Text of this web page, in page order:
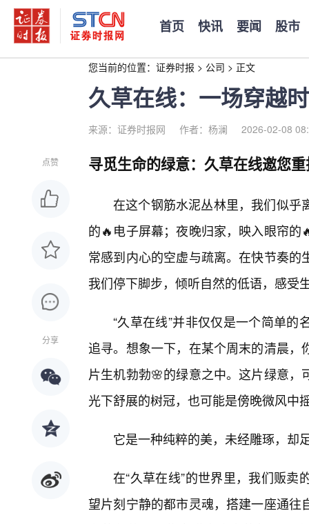
首页 快讯 要闻 股市
您当前的位置： 证券时报 > 公司 > 正文
久草在线：一场穿越
来源：证券时报网 作者：杨澜 2026-02-08
点赞
分享
寻觅生命的绿意：久草在线邀您
在这个钢筋水泥丛林里，我们似乎
的🔥电子屏幕；夜晚归家，映入眼帘
常感到内心的空虚与疏离。在快节奏
我们停下脚步，倾听自然的低语，感
“久草在线”并非仅仅是一个简单
追寻。想象一下，在某个周末的清晨
片生机勃勃🌸的绿意之中。这片绿意
光下舒展的树冠，也可能是傍晚微风中
它是一种纯粹的美，未经雕琢，却
在“久草在线”的世界里，我们贩
望片刻宁静的都市灵魂，搭建一座通